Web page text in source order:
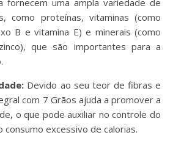
fornecem uma ampla variedade de
como proteínas, vitaminas (como
B e vitamina E) e minerais (como
que são importantes para a
Devido ao seu teor de fibras e
com 7 Grãos ajuda a promover a
o que pode auxiliar no controle do
consumo excessivo de calorias.